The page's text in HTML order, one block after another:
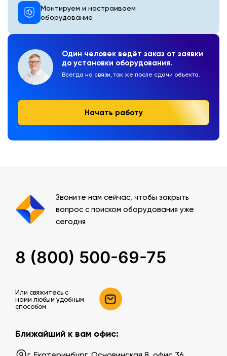
Один человек ведёт заказ от заявки
до установки оборудования.
Всегда на связи, так же после сдачи объекта.
Начать работу
Монтируем и настраиваем
оборудование
Звоните нам сейчас, чтобы закрыть
вопрос с поиском оборудования уже
сегодня
8 (800) 500-69-75
Или свяжитесь c
нами любым удобным
способом
Ближайший к вам офис: